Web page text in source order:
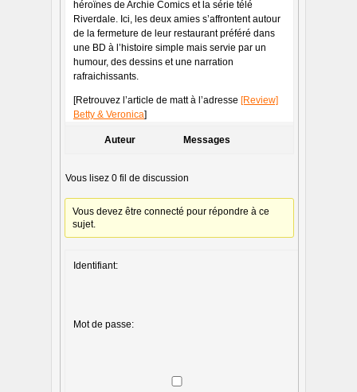
héroïnes de Archie Comics et la série télé
Riverdale. Ici, les deux amies s’affrontent autour
de la fermeture de leur restaurant préféré dans
une BD à l’histoire simple mais servie par un
humour, des dessins et une narration
rafraichissants.
[Retrouvez l’article de matt à l’adresse [Review]
Betty & Veronica]
Auteur Messages
Vous lisez 0 fil de discussion
Vous devez être connecté pour répondre à ce
sujet.
Identifiant:
Mot de passe: